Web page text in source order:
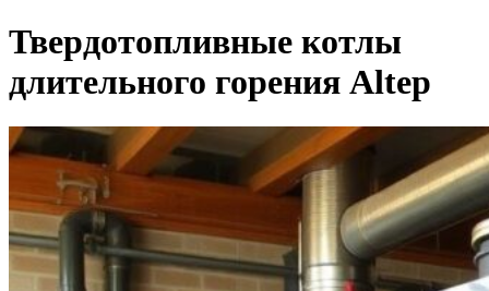
Твердотопливные котлы
длительного горения Altep